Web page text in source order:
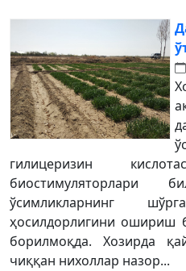
гилицеризин
ўсимликларнинг
ҳосилдорлигини ошириш
борилмоқда. Хозирда
чиққан нихоллар назор...